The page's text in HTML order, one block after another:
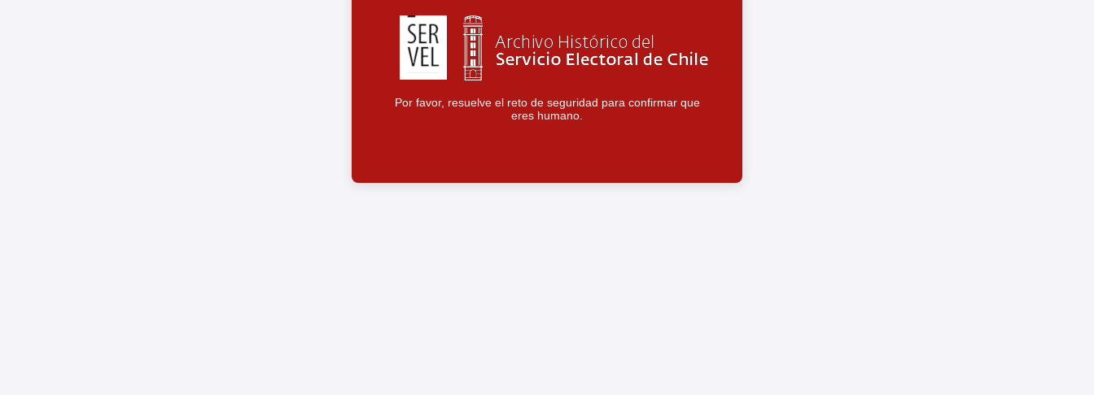
Por favor, resuelve el reto de seguridad para confirmar que
eres humano.